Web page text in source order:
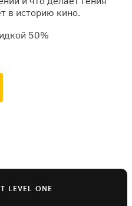
в историю кино.
50%
ONE